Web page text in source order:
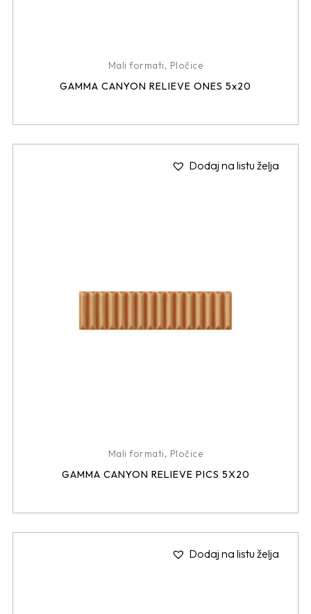
Mali formati, Pločice
GAMMA CANYON RELIEVE ONES 5x20
Dodaj na listu želja
Mali formati, Pločice
GAMMA CANYON RELIEVE PICS 5X20
Dodaj na listu želja